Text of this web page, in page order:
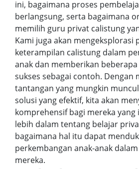
ini, bagaimana proses
berlangsung, serta bagaimana
memilih guru privat calistung
Kami juga akan mengeksplorasi
keterampilan calistung dalam
anak dan memberikan
sukses sebagai contoh. Dengan
tantangan yang mungkin
solusi yang efektif, kita akan
komprehensif bagi mereka
lebih dalam tentang belajar
bagaimana hal itu dapat
perkembangan anak-anak
mereka.